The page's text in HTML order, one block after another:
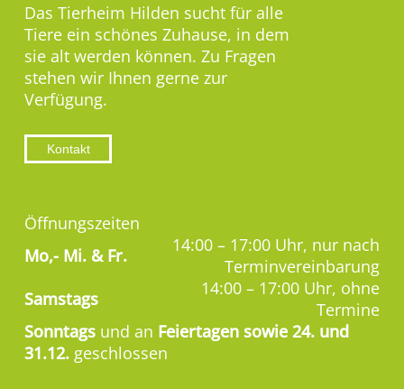
Das Tierheim Hilden sucht für alle
Tiere ein schönes Zuhause, in dem
sie alt werden können. Zu Fragen
stehen wir Ihnen gerne zur
Verfügung.
Kontakt
Öffnungszeiten
Mo,- Mi. & Fr.
14:00 – 17:00 Uhr, nur nach
Terminvereinbarung
Samstags
14:00 – 17:00 Uhr, ohne
Termine
Sonntags und an Feiertagen sowie 24. und
31.12. geschlossen